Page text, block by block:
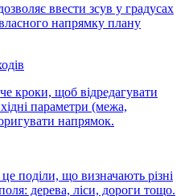
ввести зсув у градусах
напрямку плану
кроки, щоб відредагувати
параметри (межа,
напрямок.
поділи, що визначають різні
дерева, ліси, дороги тощо.